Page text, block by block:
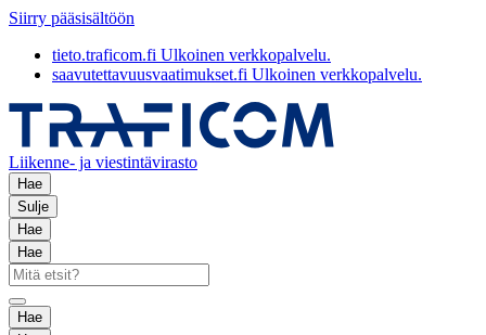
Siirry pääsisältöön
tieto.traficom.fi Ulkoinen verkkopalvelu.
saavutettavuusvaatimukset.fi Ulkoinen verkkopalvelu.
Liikenne- ja viestintävirasto
Hae
Sulje
Hae
Hae
Hae